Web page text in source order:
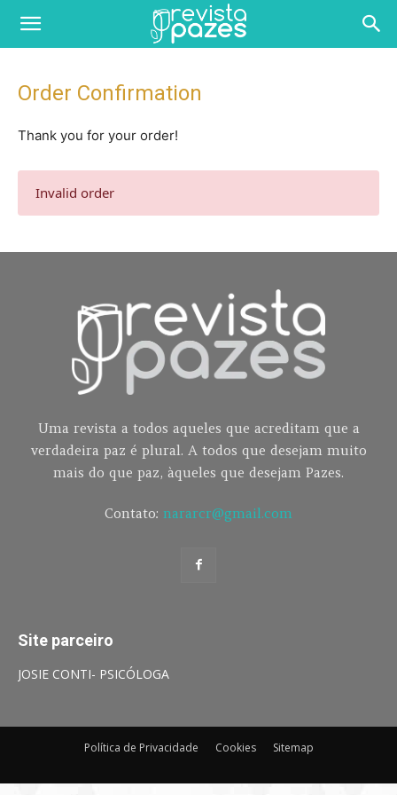
Order Confirmation
Thank you for your order!
Invalid order
Uma revista a todos aqueles que acreditam que a
verdadeira paz é plural. A todos que desejam muito
mais do que paz, àqueles que desejam Pazes.
Contato: nararcr@gmail.com
Site parceiro
JOSIE CONTI- PSICÓLOGA
Política de Privacidade Cookies Sitemap